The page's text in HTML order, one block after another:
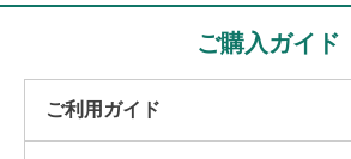
ご購入ガイド
ご利用ガイド